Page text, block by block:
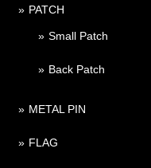
PATCH
Small Patch
Back Patch
METAL PIN
FLAG